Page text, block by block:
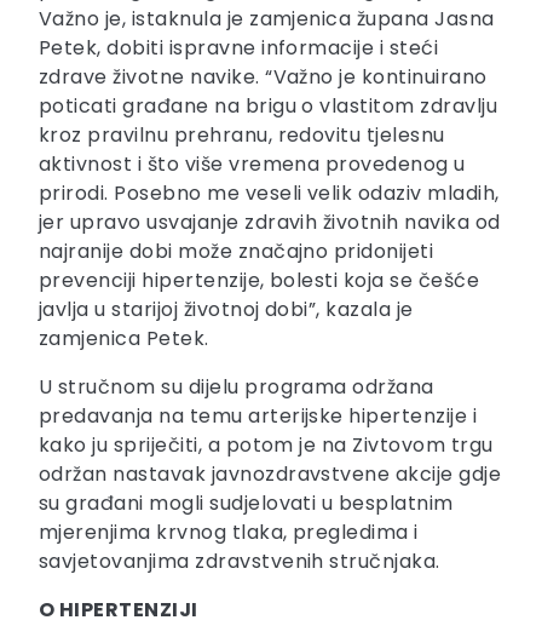
Važno je, istaknula je zamjenica župana Jasna
Petek, dobiti ispravne informacije i steći
zdrave životne navike. “Važno je kontinuirano
poticati građane na brigu o vlastitom zdravlju
kroz pravilnu prehranu, redovitu tjelesnu
aktivnost i što više vremena provedenog u
prirodi. Posebno me veseli velik odaziv mladih,
jer upravo usvajanje zdravih životnih navika od
najranije dobi može značajno pridonijeti
prevenciji hipertenzije, bolesti koja se češće
javlja u starijoj životnoj dobi”, kazala je
zamjenica Petek.
U stručnom su dijelu programa održana
predavanja na temu arterijske hipertenzije i
kako ju spriječiti, a potom je na Zivtovom trgu
održan nastavak javnozdravstvene akcije gdje
su građani mogli sudjelovati u besplatnim
mjerenjima krvnog tlaka, pregledima i
savjetovanjima zdravstvenih stručnjaka.
O HIPERTENZIJI